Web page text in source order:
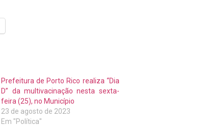
Prefeitura de Porto Rico realiza “Dia
D” da multivacinação nesta sexta-
feira (25), no Município
23 de agosto de 2023
Em "Política"